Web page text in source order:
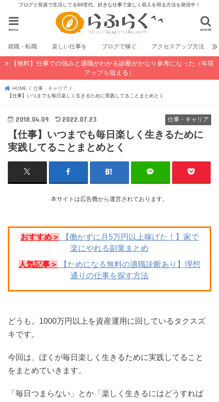
ブログと投資で生活してる89世代。好きな仕事で楽しく収入を得る方法を発信中！
search
menu
就職・転職 楽しい仕事を ブログで稼ぐ アクセスアップ方法
【無料】仕事での強みと適職がわかる診断がかなり参考になった（年収
アップも狙える）
HOME
仕事・キャリア
【仕事】いつまでも毎日楽しく生きるために実践してることまとめとく
仕事・キャリア
2018.04.09 2022.07.23
【仕事】いつまでも毎日楽しく生きるために
実践してることまとめとく
本サイトは広告費から運営されております。
おすすめ＞
【働かずに月5万円以上稼げた！】家で
楽にやれる副業まとめ
人気記事＞
【ためになる無料の適職診断あり】理想
通りの仕事を探す方法
どうも。1000万円以上を資産運用に回しているタクスズ
キです。
今回は、ぼくが毎日楽しく生きるために実践してること
をまとめていきます。
「毎日つまらない」とか「楽しく生きるにはどうすれば